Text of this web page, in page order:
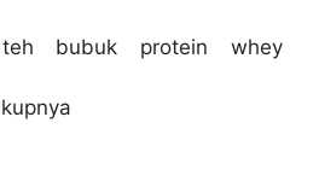
bubuk protein whey